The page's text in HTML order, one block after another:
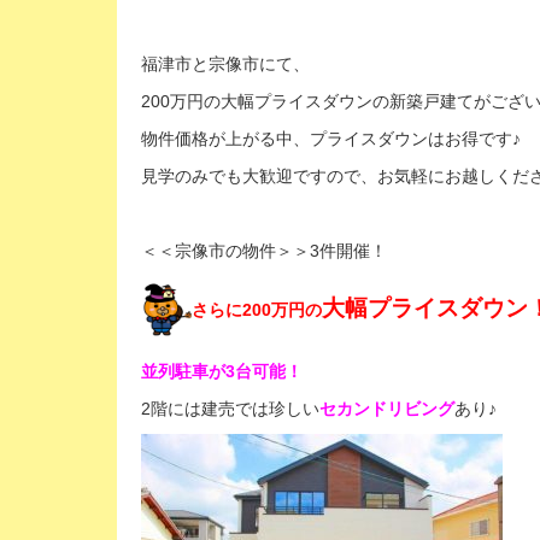
福津市と宗像市にて、
200万円の大幅プライスダウンの新築戸建てがござい
物件価格が上がる中、プライスダウンはお得です♪
見学のみでも大歓迎ですので、お気軽にお越しくだ
＜＜宗像市の物件＞＞3件開催！
さらに200万円の大幅プライスダウン
並列駐車が3台可能！
2階には建売では珍しいセカンドリビングあり♪